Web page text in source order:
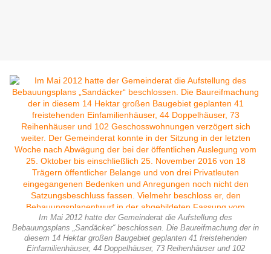
Im Mai 2012 hatte der Gemeinderat die Aufstellung des
Bebauungsplans „Sandäcker“ beschlossen. Die Baureifmachung der in
diesem 14 Hektar großen Baugebiet geplanten 41 freistehenden
Einfamilienhäuser, 44 Doppelhäuser, 73 Reihenhäuser und 102